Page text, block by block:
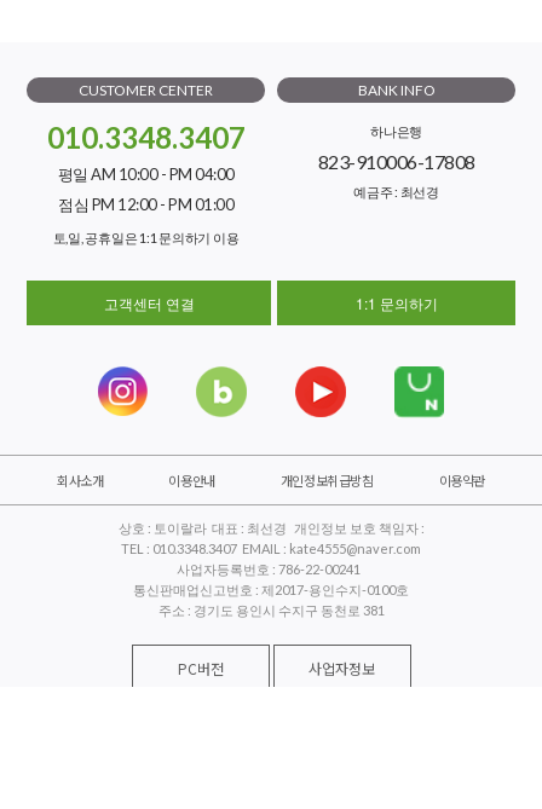
CUSTOMER CENTER
010.3348.3407
평일 AM 10:00 - PM 04:00
점심 PM 12:00 - PM 01:00
토,일, 공휴일은 1:1 문의하기 이용
BANK INFO
하나은행
823-910006-17808
예금주 : 최선경
고객센터 연결 1:1 문의하기
회사소개 이용안내 개인정보취급방침 이용약관
상호 : 토이랄라 대표 : 최선경 개인정보 보호 책임자 :
TEL : 010.3348.3407 EMAIL : kate4555@naver.com
사업자등록번호 : 786-22-00241
통신판매업신고번호 : 제2017-용인수지-0100호
주소 : 경기도 용인시 수지구 동천로 381
PC버전 사업자정보